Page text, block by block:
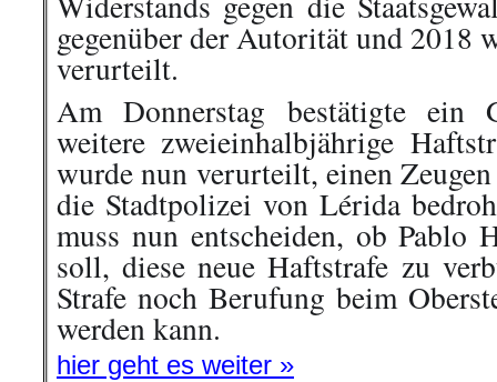
gegenüber der Autorität und 2018
verurteilt.
Am Donnerstag bestätigte
weitere zweieinhalbjährige
wurde nun verurteilt, einen Zeugen
die Stadtpolizei von Lérida
muss nun entscheiden, ob Pablo
soll, diese neue Haftstrafe zu
Strafe noch Berufung beim
werden kann.
hier geht es weiter »